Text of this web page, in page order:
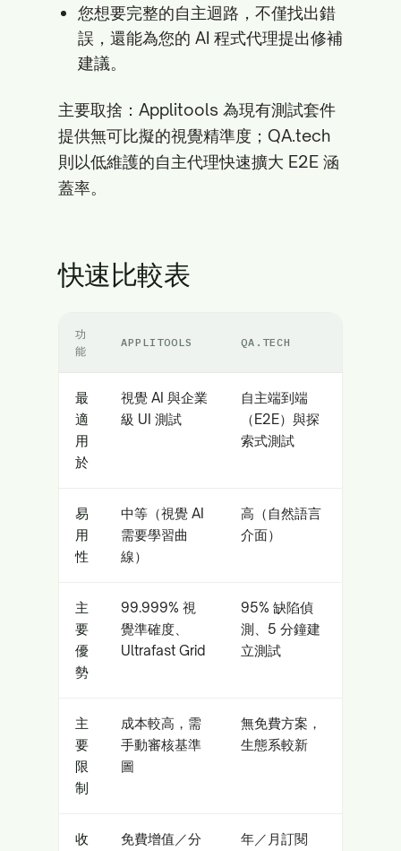
您想要完整的自主迴路，不僅找出錯
誤，還能為您的 AI 程式代理提出修補
建議。
主要取捨：Applitools 為現有測試套件
提供無可比擬的視覺精準度；QA.tech
則以低維護的自主代理快速擴大 E2E 涵
蓋率。
快速比較表
功
能
APPLITOOLS QA.TECH
最
適
用
於
視覺 AI 與企業
級 UI 測試
自主端到端
（E2E）與探
索式測試
易
用
性
中等（視覺 AI
需要學習曲
線）
高（自然語言
介面）
主
要
優
勢
99.999% 視
覺準確度、
Ultrafast Grid
95% 缺陷偵
測、5 分鐘建
立測試
主
要
限
制
成本較高，需
手動審核基準
圖
無免費方案，
生態系較新
收
免費增值／分
年／月訂閱